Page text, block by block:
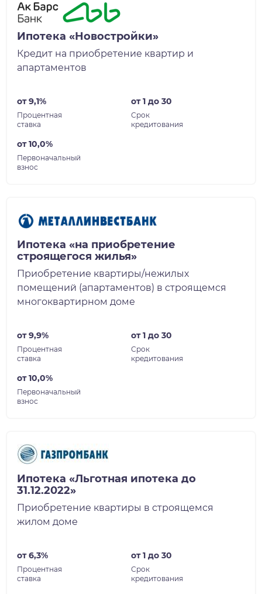
Ипотека «Новостройки»
Кредит на приобретение квартир и
апартаментов
от 9,1%
Процентная
ставка
от 1 до 30
Срок
кредитования
от 10,0%
Первоначальный
взнос
Ипотека «на приобретение
строящегося жилья»
Приобретение квартиры/нежилых
помещений (апартаментов) в строящемся
многоквартирном доме
от 9,9%
Процентная
ставка
от 1 до 30
Срок
кредитования
от 10,0%
Первоначальный
взнос
Ипотека «Льготная ипотека до
31.12.2022»
Приобретение квартиры в строящемся
жилом доме
от 6,3%
Процентная
ставка
от 1 до 30
Срок
кредитования